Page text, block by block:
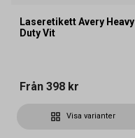
Laseretikett Avery Heavy
Duty Vit
Från 398 kr
Visa varianter